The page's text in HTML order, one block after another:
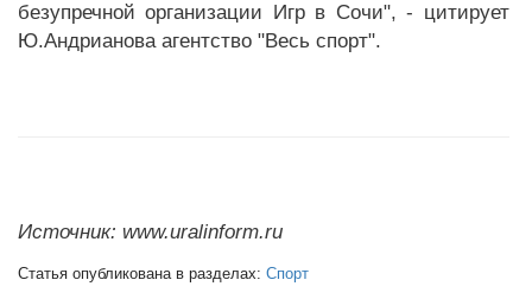
безупречной организации Игр в Сочи", - цитирует
Ю.Андрианова агентство "Весь спорт".
Источник: www.uralinform.ru
Статья опубликована в разделах: Спорт